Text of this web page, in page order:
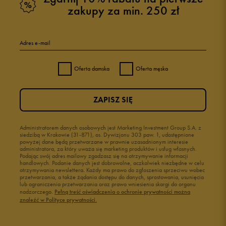
zakupy za min. 250 zł
Adres e-mail
Oferta damska Oferta męska
Administratorem danych osobowych jest Marketing Investment Group S.A. z
siedzibą w Krakowie (31-871), os. Dywizjonu 303 paw. 1, udostępnione
powyżej dane będą przetwarzane w prawnie uzasadnionym interesie
administratora, za który uważa się marketing produktów i usług własnych.
Podając swój adres mailowy zgadzasz się na otrzymywanie informacji
handlowych. Podanie danych jest dobrowolne, aczkolwiek niezbędne w celu
otrzymywania newslettera. Każdy ma prawo do zgłoszenia sprzeciwu wobec
przetwarzania, a także żądania dostępu do danych, sprostowania, usunięcia
lub ograniczenia przetwarzania oraz prawo wniesienia skargi do organu
nadzorczego. Pełną treść oświadczenia o ochronie prywatności można
znaleźć w Polityce prywatności.
ZAPISZ SIĘ